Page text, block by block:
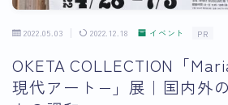
2022.05.03 2022.12.18 イベント PR
OKETA COLLECTION「
現代アート−」展｜国内外